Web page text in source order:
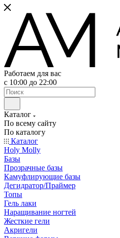
Работаем для вас
с 10:00 до 22:00
Каталог
По всему сайту
По каталогу
Каталог
Holy Molly
Базы
Прозрачные базы
Камуфлирующие базы
Дегидратор/Праймер
Топы
Гель лаки
Наращивание ногтей
Жесткие гели
Акригели